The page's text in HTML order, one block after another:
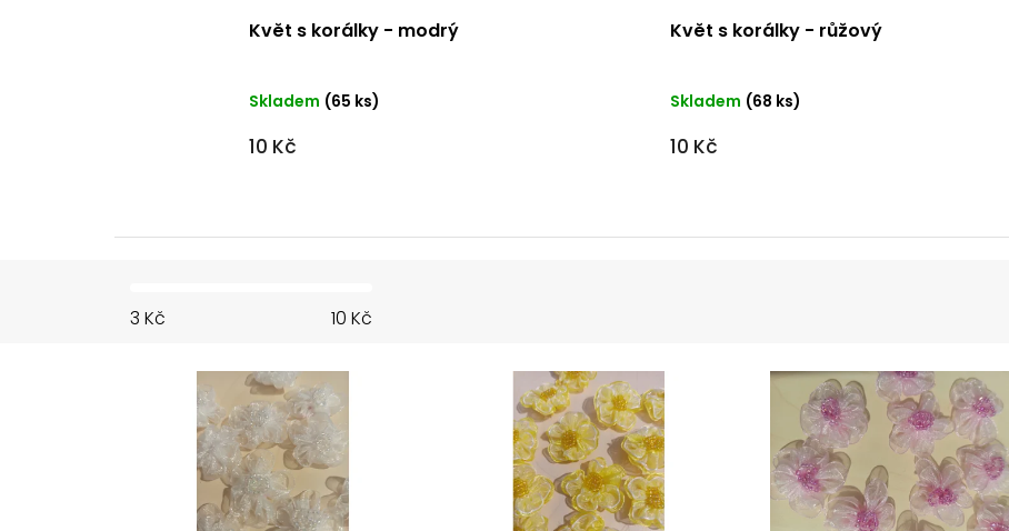
Květ s korálky - modrý
Skladem (65 ks)
10 Kč
Květ s korálky - růžový
Skladem (68 ks)
10 Kč
3 Kč 10 Kč